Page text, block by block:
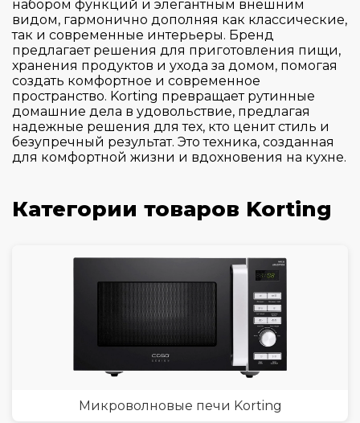
набором функций и элегантным внешним
видом, гармонично дополняя как классические,
так и современные интерьеры. Бренд
предлагает решения для приготовления пищи,
хранения продуктов и ухода за домом, помогая
создать комфортное и современное
пространство. Korting превращает рутинные
домашние дела в удовольствие, предлагая
надежные решения для тех, кто ценит стиль и
безупречный результат. Это техника, созданная
для комфортной жизни и вдохновения на кухне.
Категории товаров Korting
Микроволновые печи Korting